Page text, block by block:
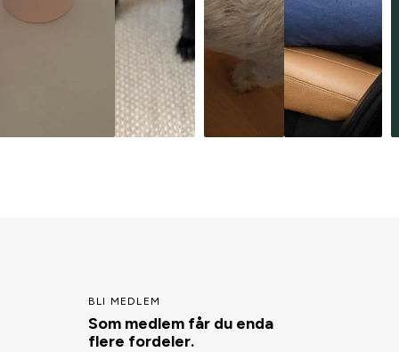
BLI MEDLEM
Som medlem får du enda
flere fordeler.